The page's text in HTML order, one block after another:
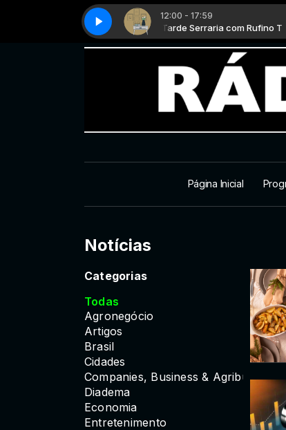
12:00 - 17:59
Tarde Serraria com Rufino T Tarde Serraria com Rufino T
Dica do lar - Parte 1 Dica do lar - Parte 1
Página Inicial
Notícias
Categorias
Todas
Agronegócio
Artigos
Brasil
Cidades
Companies, Business & Agribusiness
Diadema
Economia
Entretenimento